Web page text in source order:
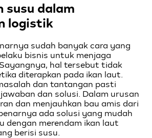
susu dalam
logistik
sudah banyak cara yang
bisnis untuk menjaga
hal tersebut tidak
diterapkan pada ikan laut.
dan tantangan pasti
dan solusi. Dalam urusan
dan menjauhkan bau amis dari
ada solusi yang mudah
dengan merendam ikan laut
berisi susu.